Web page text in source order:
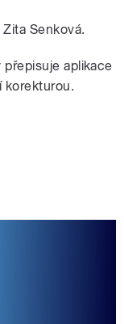
Senková.
aplikace
korekturou.